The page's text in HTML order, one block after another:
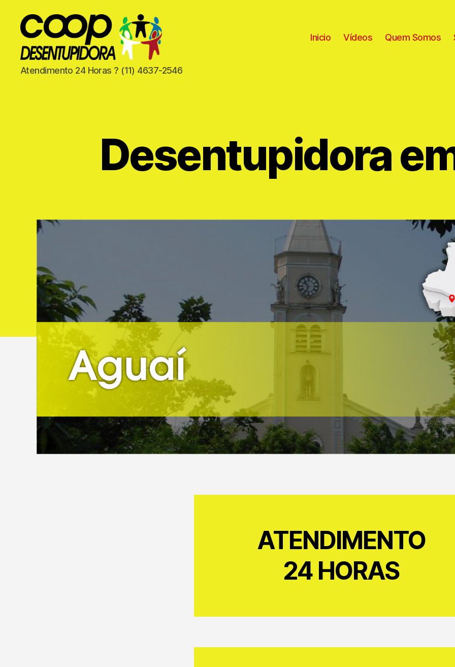
Coop
Desentupidora
Atendimento 24 Horas ? (11) 4637-2546
Inicio Vídeos Quem Somos
Desentupidora
ATENDIMENTO
24 HORAS